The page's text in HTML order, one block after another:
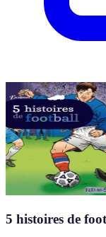
5 histoires de